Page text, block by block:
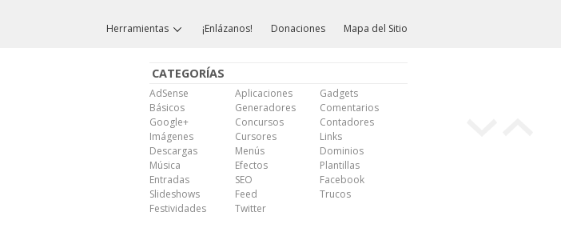
Herramientas ¡Enlázanos! Donaciones Mapa del Sitio
CATEGORÍAS
AdSense Aplicaciones
Gadgets
Básicos
Generadores
Comentarios
Google+
Concursos
Contadores
Imágenes
Cursores
Links
Descargas
Menús
Dominios
Música
Efectos
Plantillas
Entradas
SEO
Facebook
Slideshows
Feed
Trucos
Festividades
Twitter